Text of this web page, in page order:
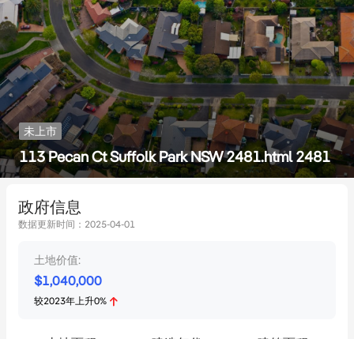
未上市
113 Pecan Ct Suffolk Park NSW 2481.html 2481
政府信息
数据更新时间： 2025-04-01
土地价值:
$1,040,000
较2023年上升0%